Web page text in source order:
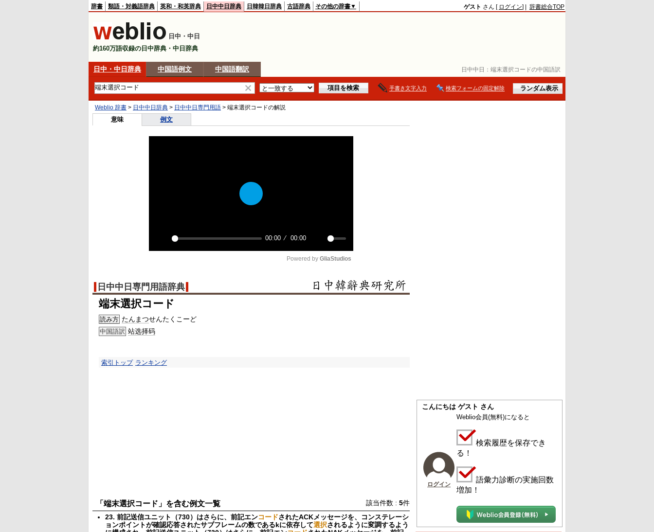
日中中日： 端末選択コードの中国語訳
辞書 類語・対義語辞典 英和・和英辞典 日中中日辞典 日韓韓日辞典 古語辞典 その他の辞書▼ ゲスト さん [ ログイン] | 辞書総合TOP
日中・中日
約160万語収録の日中辞典・中日辞典
日中・中日辞典 中国語例文 中国語翻訳
手書き文字入力 検索フォームの固定解除
Weblio 辞書 > 日中中日辞典 > 日中中日専門用語 > 端末選択コードの解説
意味 例文
Play
00:00 00:00
Mute
Play
Powered by GliaStudios
日中中日専門用語辞典
端末選択コード
読み方 たんまつせんたくこーど
中国語訳 站选择码
索引トップ ランキング
「端末選択コード」を含む例文一覧 該当件数 : 5件
23. 前記送信ユニット（730）はさらに、前記エンコードされたACKメッセージを、コンステレーシ
ョンポイントが確認応答されたサブフレームの数であるkに依存して選択されるように変調するよう
こんにちは ゲスト さん
ログイン
Weblio会員(無料)になると
検索履歴を保存でき
る！
語彙力診断の実施回数
増加！